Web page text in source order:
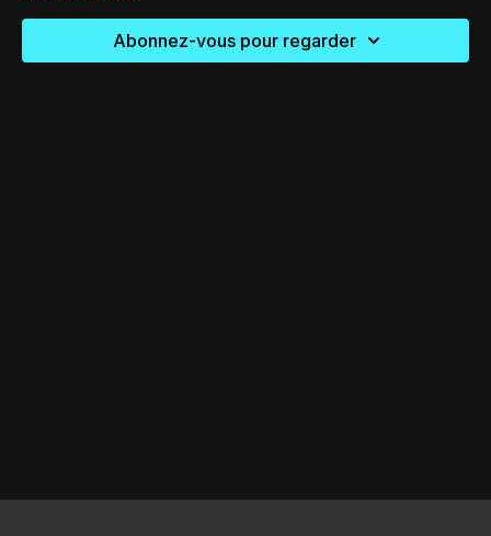
Abonnez-vous pour regarder